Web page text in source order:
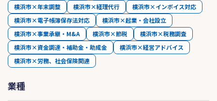
横浜市×年末調整
横浜市×経理代行
横浜市×インボイス対応
横浜市×電子帳簿保存法対応
横浜市×起業・会社設立
横浜市×事業承継・M&A
横浜市×節税
横浜市×税務調査
横浜市×資金調達・補助金・助成金
横浜市×経営アドバイス
横浜市×労務、社会保険関連
業種